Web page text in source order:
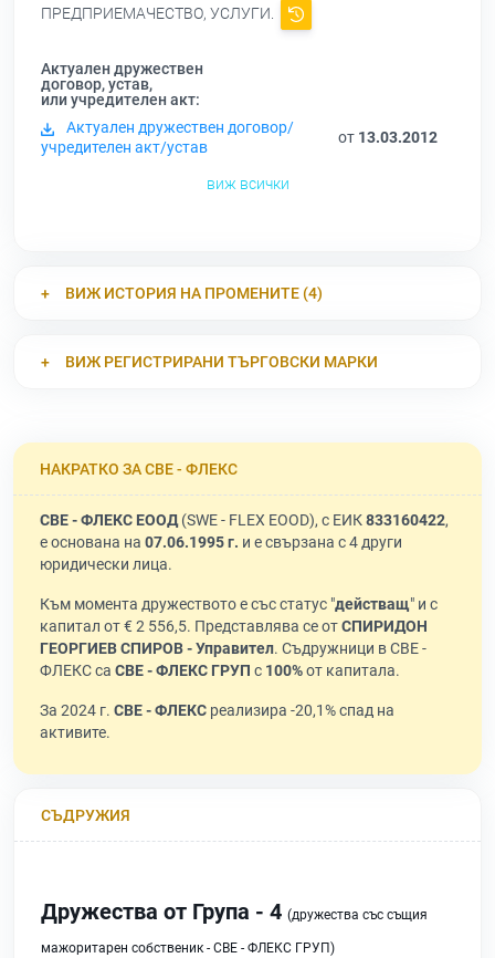
ПРЕДПРИЕМАЧЕСТВО, УСЛУГИ.
Актуален дружествен
договор, устав,
или учредителен акт:
Актуален дружествен договор/
учредителен акт/устав
от 13.03.2012
виж всички
ВИЖ ИСТОРИЯ НА ПРОМЕНИТЕ (4)
ВИЖ РЕГИСТРИРАНИ ТЪРГОВСКИ МАРКИ
НАКРАТКО ЗА СВЕ - ФЛЕКС
СВЕ - ФЛЕКС ЕООД(SWE - FLEX EOOD), с ЕИК833160422,
е основана на 07.06.1995 г. и е свързана с 4 други
юридически лица.
Към момента дружеството е със статус "действащ" и с
капитал от € 2 556,5. Представлява се отСПИРИДОН
ГЕОРГИЕВ СПИРОВ - Управител. Съдружници в СВЕ -
ФЛЕКС са СВЕ - ФЛЕКС ГРУП с 100%от капитала.
За 2024 г. СВЕ - ФЛЕКС реализира -20,1% спад на
активите.
СЪДРУЖИЯ
Дружества от Група - 4 (дружества със същия
мажоритарен собственик - СВЕ - ФЛЕКС ГРУП)